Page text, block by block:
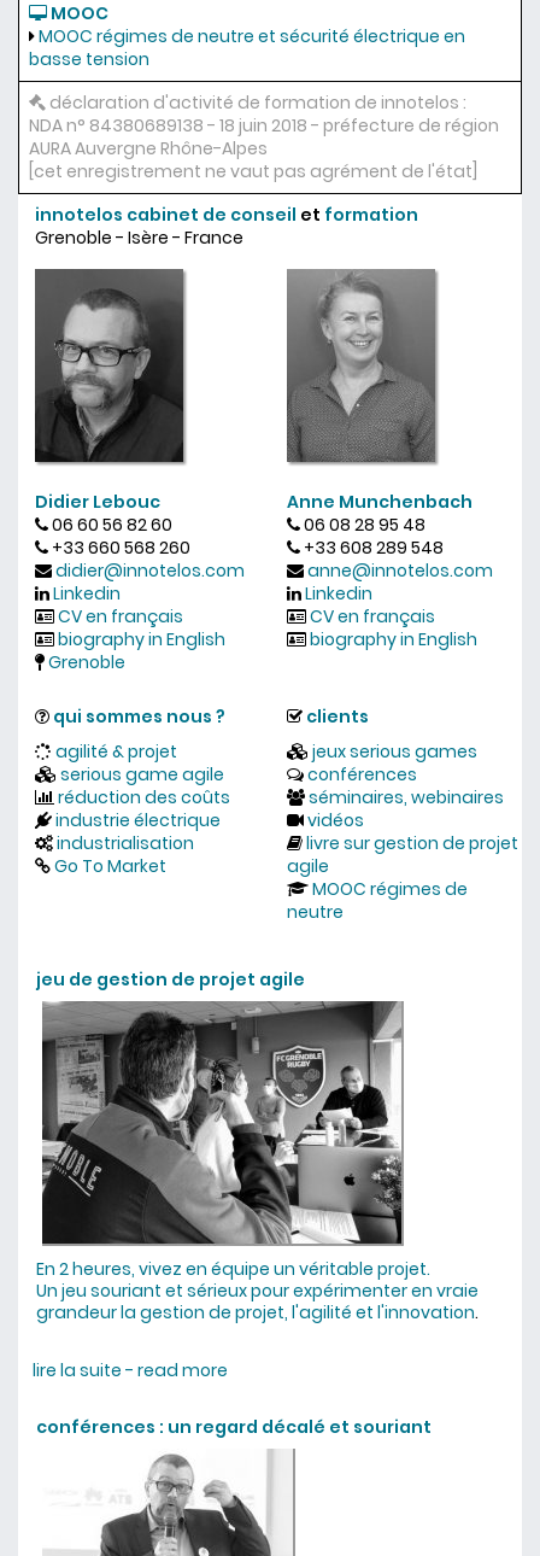
MOOC
MOOC régimes de neutre et sécurité électrique en
basse tension
déclaration d'activité de formation de innotelos :
NDA n° 84380689138 - 18 juin 2018 - préfecture de région
AURA Auvergne Rhône-Alpes
[cet enregistrement ne vaut pas agrément de l'état]
innotelos cabinet de conseil et formation
Grenoble - Isère - France
Didier Lebouc
06 60 56 82 60
+33 660 568 260
didier@innotelos.com
Linkedin
CV en français
biography in English
Grenoble
Anne Munchenbach
06 08 28 95 48
+33 608 289 548
anne@innotelos.com
Linkedin
CV en français
biography in English
qui sommes nous ?
agilité & projet
serious game agile
réduction des coûts
industrie électrique
industrialisation
Go To Market
clients
jeux serious games
conférences
séminaires, webinaires
vidéos
livre sur gestion de projet
agile
MOOC régimes de
neutre
jeu de gestion de projet agile
En 2 heures, vivez en équipe un véritable projet.
Un jeu souriant et sérieux pour expérimenter en vraie
grandeur la gestion de projet, l'agilité et l'innovation.
lire la suite - read more
conférences : un regard décalé et souriant